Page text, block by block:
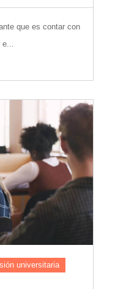
que es contar con
universitaria